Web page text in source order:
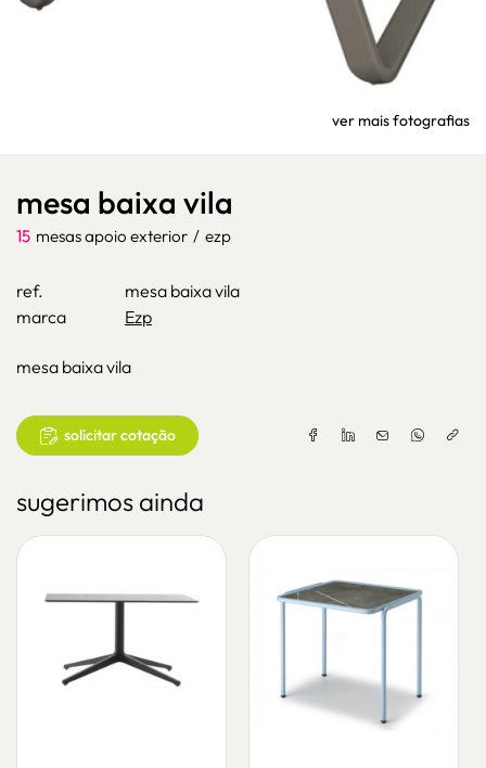
ver mais fotografias
mesa baixa vila
15 mesas apoio exterior / ezp
ref.
mesa baixa vila
marca
Ezp
mesa baixa vila
solicitar cotação
sugerimos ainda